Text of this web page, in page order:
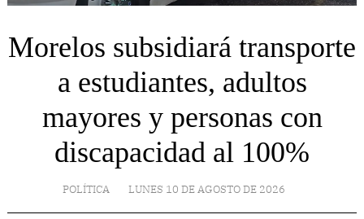
Morelos subsidiará transporte
a estudiantes, adultos
mayores y personas con
discapacidad al 100%
POLÍTICA LUNES 10 DE AGOSTO DE 2026